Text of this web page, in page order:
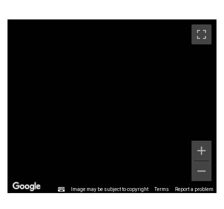
Image may be subject to copyright Terms Report a problem